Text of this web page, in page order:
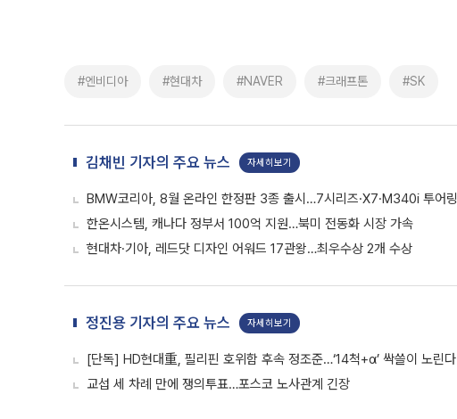
#엔비디아 #현대차 #NAVER #크래프톤 #SK
김채빈 기자의 주요 뉴스 자세히보기
BMW코리아, 8월 온라인 한정판 3종 출시…7시리즈·X7·M340i 투어링
한온시스템, 캐나다 정부서 100억 지원…북미 전동화 시장 가속
현대차·기아, 레드닷 디자인 어워드 17관왕…최우수상 2개 수상
정진용 기자의 주요 뉴스 자세히보기
[단독] HD현대重, 필리핀 호위함 후속 정조준…‘14척+α’ 싹쓸이 노린다
교섭 세 차례 만에 쟁의투표…포스코 노사관계 긴장